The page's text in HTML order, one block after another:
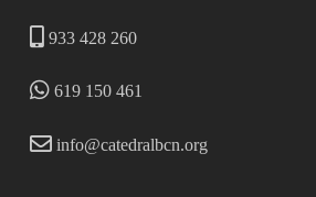
933 428 260
619 150 461
info@catedralbcn.org